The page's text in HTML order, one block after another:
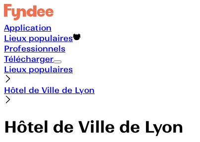
Application
Lieux populaires
Professionnels
Télécharger
Lieux populaires
Hôtel de Ville de Lyon
Hôtel de Ville de Lyon